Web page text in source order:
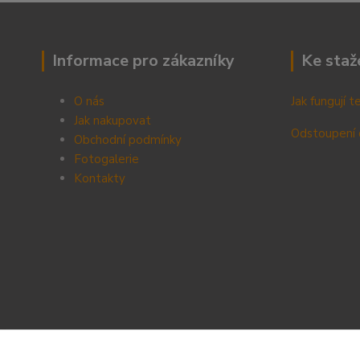
Informace pro zákazníky
O nás
Jak nakupovat
Obchodní podmínky
Fotogalerie
Kontakty
Ke
Jak fungují
Odstoupení